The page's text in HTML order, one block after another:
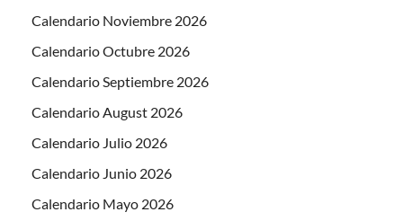
Calendario Noviembre 2026
Calendario Octubre 2026
Calendario Septiembre 2026
Calendario August 2026
Calendario Julio 2026
Calendario Junio 2026
Calendario Mayo 2026